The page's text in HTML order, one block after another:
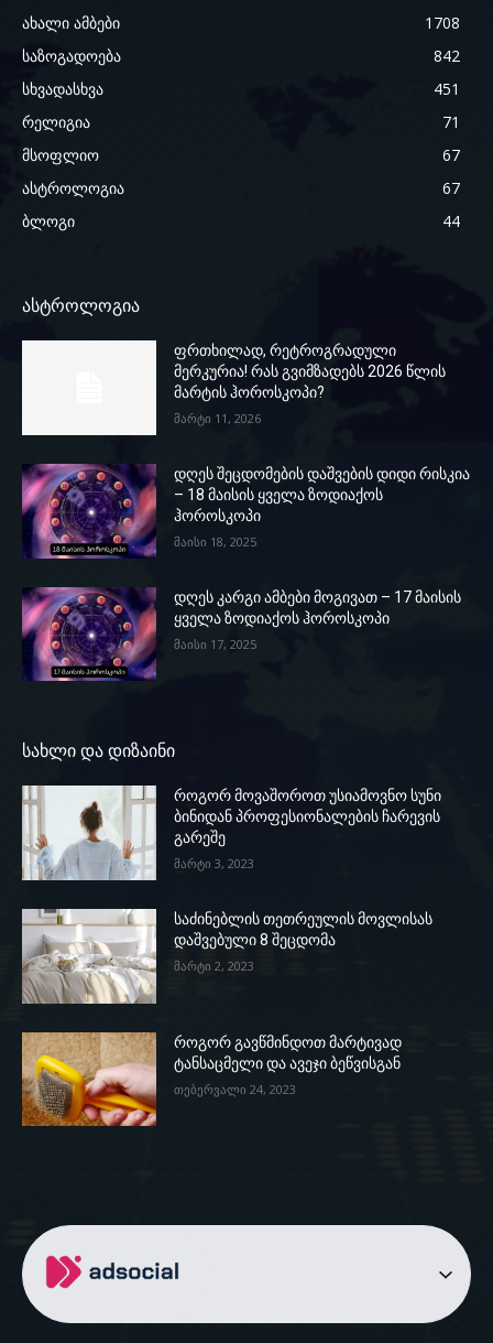
ახალი ამბები
1708
საზოგადოება
842
სხვადასხვა
451
რელიგია
71
მსოფლიო
67
ასტროლოგია
67
ბლოგი
44
ასტროლოგია
ფრთხილად, რეტროგრადული
მერკურია! რას გვიმზადებს 2026 წლის
მარტის ჰოროსკოპი?
მარტი 11, 2026
დღეს შეცდომების დაშვების დიდი რისკია
– 18 მაისის ყველა ზოდიაქოს
ჰოროსკოპი
მაისი 18, 2025
დღეს კარგი ამბები მოგივათ – 17 მაისის
ყველა ზოდიაქოს ჰოროსკოპი
მაისი 17, 2025
სახლი და დიზაინი
როგორ მოვაშოროთ უსიამოვნო სუნი
ბინიდან პროფესიონალების ჩარევის
გარეშე
მარტი 3, 2023
საძინებლის თეთრეულის მოვლისას
დაშვებული 8 შეცდომა
მარტი 2, 2023
როგორ გავწმინდოთ მარტივად
ტანსაცმელი და ავეჯი ბეწვისგან
თებერვალი 24, 2023